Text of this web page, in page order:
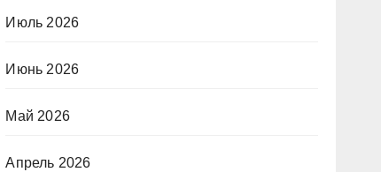
Июль 2026
Июнь 2026
Май 2026
Апрель 2026